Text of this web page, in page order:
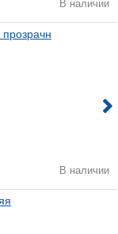
В наличии
В наличии